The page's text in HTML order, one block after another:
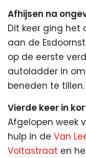
Afhijsen na
Dit keer ging het
aan de
op de eerste
autoladder in
beneden te tillen.
Vierde keer in
Afgelopen week
hulp in de Van
Voltastraat en